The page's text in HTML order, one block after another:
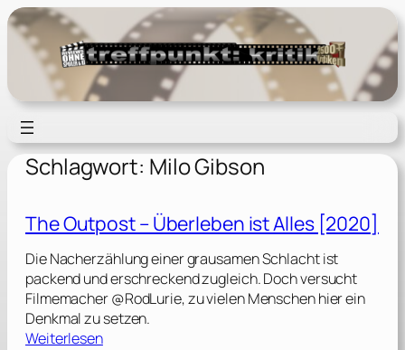
Zum
Inhalt
springen
Schlagwort: Milo Gibson
The Outpost – Überleben ist Alles [2020]
Die Nacherzählung einer grausamen Schlacht ist
packend und erschreckend zugleich. Doch versucht
Filmemacher @RodLurie, zu vielen Menschen hier ein
Denkmal zu setzen.
Weiterlesen: